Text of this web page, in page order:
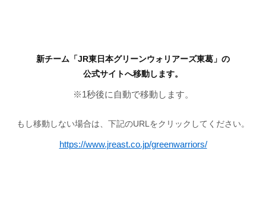
新チーム「JR東日本グリーンウォリアーズ東葛」の
公式サイトへ移動します。
※1秒後に自動で移動します。
もし移動しない場合は、下記のURLをクリックしてください。
https://www.jreast.co.jp/greenwarriors/